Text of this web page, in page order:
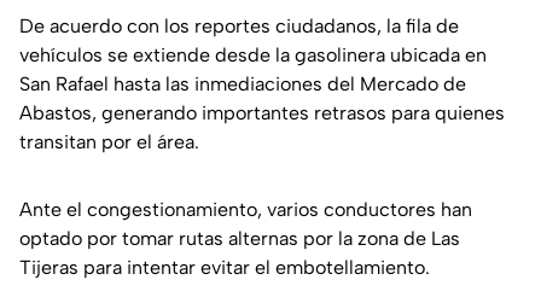
De acuerdo con los reportes ciudadanos, la fila de
vehículos se extiende desde la gasolinera ubicada en
San Rafael hasta las inmediaciones del Mercado de
Abastos, generando importantes retrasos para quienes
transitan por el área.
Ante el congestionamiento, varios conductores han
optado por tomar rutas alternas por la zona de Las
Tijeras para intentar evitar el embotellamiento.